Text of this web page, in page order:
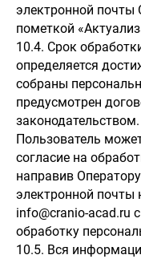
электронной почты
пометкой
10.4. Срок
определяется
собраны
предусмотрен
законодательством.
Пользователь
согласие на
направив
электронной почты
info@cranio-acad.ru
обработку
10.5. Вся